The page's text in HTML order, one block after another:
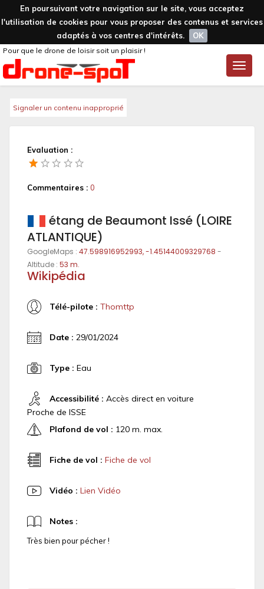
En poursuivant votre navigation sur le site, vous acceptez
l'utilisation de cookies pour vous proposer des contenus et services
adaptés à vos centres d'intérêts.
OK
Toggle
Pour que le drone de loisir soit un plaisir !
Signaler un contenu inapproprié
Evaluation :
Commentaires : 0
étang de Beaumont Issé (LOIRE
ATLANTIQUE)
GoogleMaps : 47.598916952993, -1.45144009329768 -
Altitude : 53 m.
Wikipédia
Télé-pilote : Thomttp
Date : 29/01/2024
Type : Eau
Accessibilité : Accès direct en voiture
Proche de ISSE
Plafond de vol : 120 m. max.
Fiche de vol : Fiche de vol
Vidéo : Lien Vidéo
Notes :
Très bien pour pécher !